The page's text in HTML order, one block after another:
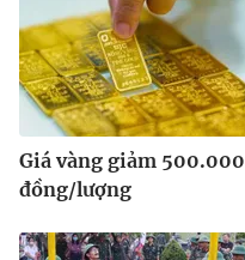
Giá vàng giảm 500.000
đồng/lượng